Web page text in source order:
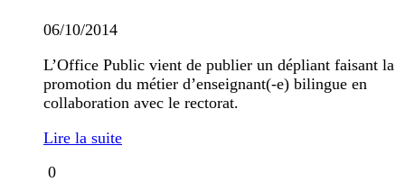
06/10/2014
L’Office Public vient de publier un dépliant faisant la
promotion du métier d’enseignant(-e) bilingue en
collaboration avec le rectorat.
Lire la suite
0